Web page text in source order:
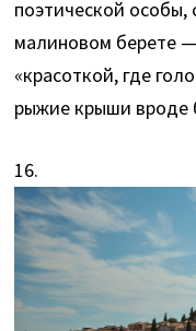
поэтической
малиновом берете
«красоткой, где
рыжие крыши вроде
16.